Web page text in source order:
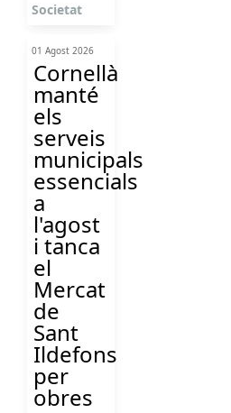
Societat
01 Agost 2026
Cornellà
manté
els
serveis
municipals
essencials
a
l'agost
i tanca
el
Mercat
de
Sant
Ildefons
per
obres